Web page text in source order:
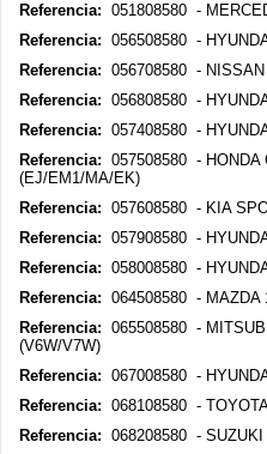
Referencia: 051808580 -
Referencia: 056508580 -
Referencia: 056708580 -
Referencia: 056808580 -
Referencia: 057408580 -
Referencia: 057508580 - HONDA
(EJ/EM1/MA/EK)
Referencia: 057608580 - KIA
Referencia: 057908580 -
Referencia: 058008580 -
Referencia: 064508580 - MAZDA
Referencia: 065508580 -
(V6W/V7W)
Referencia: 067008580 -
Referencia: 068108580 -
Referencia: 068208580 - SUZUKI